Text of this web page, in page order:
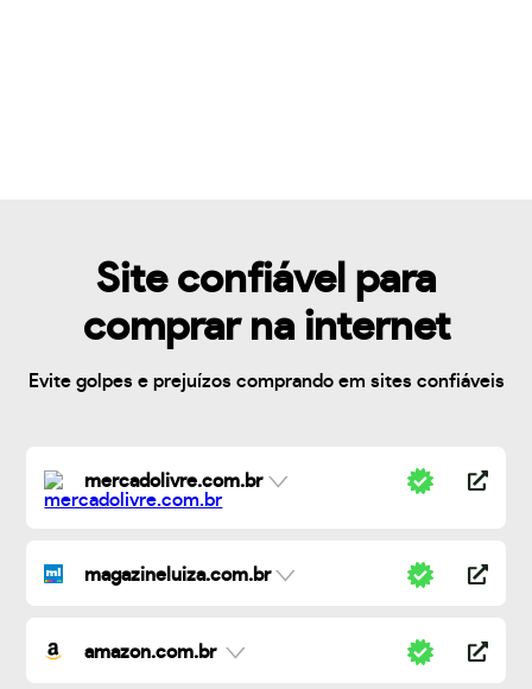
Site confiável para
comprar na internet
Evite golpes e prejuízos comprando em sites confiáveis
mercadolivre.com.br
magazineluiza.com.br
amazon.com.br